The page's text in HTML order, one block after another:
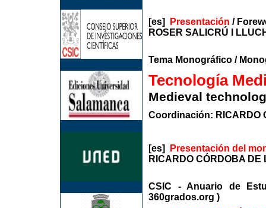
[es] Presentación /
ROSER SALICRÚ I
Tema Monográfico /
Tecnología
Medieval
Coordinación: RICARDO
[es]
Presentación del
RICARDO CÓRDOBA DE
CSIC - Anuario de
360grados.org )